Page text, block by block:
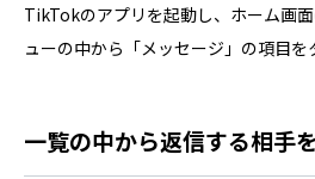
TikTokのアプリを起動し、ホーム画
ューの中から「メッセージ」の項目を
一覧の中から返信する相手